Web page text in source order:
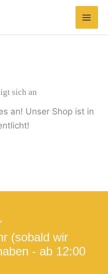
sich an
an! Unser Shop ist in
(sobald wir
- ab 12:00